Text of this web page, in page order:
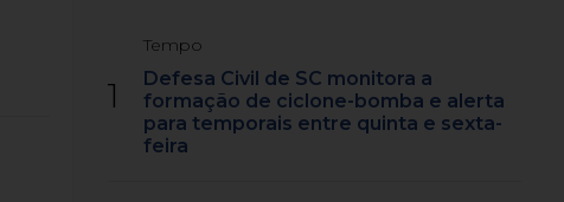
1
Tempo
Defesa Civil de SC monitora a
formação de ciclone-bomba e alerta
para temporais entre quinta e sexta-
feira